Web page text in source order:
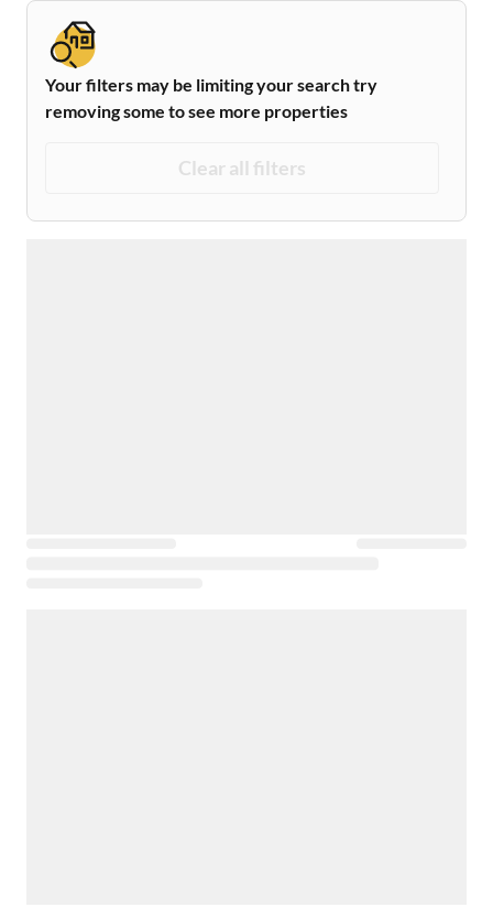
Your filters may be limiting your search try
removing some to see more properties
Clear all filters